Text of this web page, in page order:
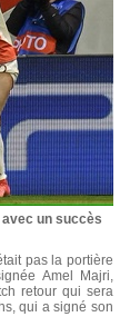
un succès
pas la portière
Amel Majri,
retour qui sera
qui a signé son